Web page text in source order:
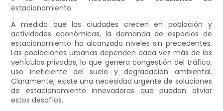
estacionamiento:
A medida que las ciudades crecen en población y
actividades económicas, la demanda de espacios de
estacionamiento ha alcanzado niveles sin precedentes.
Las poblaciones urbanas dependen cada vez más de los
vehículos privados, lo que genera congestión del tráfico,
uso ineficiente del suelo y degradación ambiental.
Claramente, existe una necesidad urgente de soluciones
de estacionamiento innovadoras que puedan aliviar
estos desafíos.